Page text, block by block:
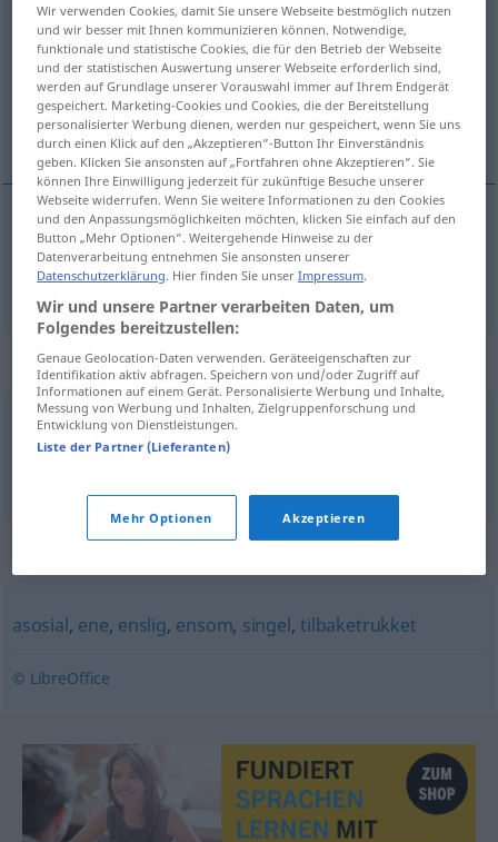
alene
Übersicht aller Übersetzungen
(Für mehr Details die Übersetzung anklicken/antippen)
allein
allein alene
Beispielsätze für "alene"
ene ogalene
Synonyme für "alene"
asosial, ene, enslig, ensom, singel,tilbaketrukket
© LibreOffice
Wir verwenden Cookies, damit Sie unsere Webseite bestmöglich nutzen
und wir besser mit Ihnen kommunizieren können. Notwendige,
funktionale und statistische Cookies, die für den Betrieb der Webseite
und der statistischen Auswertung unserer Webseite erforderlich sind,
werden auf Grundlage unserer Vorauswahl immer auf Ihrem Endgerät
gespeichert. Marketing-Cookies und Cookies, die der Bereitstellung
personalisierter Werbung dienen, werden nur gespeichert, wenn Sie uns
durch einen Klick auf den „Akzeptieren“-Button Ihr Einverständnis
geben. Klicken Sie ansonsten auf „Fortfahren ohne Akzeptieren“. Sie
können Ihre Einwilligung jederzeit für zukünftige Besuche unserer
Webseite widerrufen. Wenn Sie weitere Informationen zu den Cookies
und den Anpassungsmöglichkeiten möchten, klicken Sie einfach auf den
Button „Mehr Optionen“. Weitergehende Hinweise zu der
Datenverarbeitung entnehmen Sie ansonsten unserer
Datenschutzerklärung. Hier finden Sie unserImpressum.
Wir und unsere Partner verarbeiten Daten, um
Folgendes bereitzustellen:
Genaue Geolocation-Daten verwenden. Geräteeigenschaften zur
Identifikation aktiv abfragen. Speichern von und/oder Zugriff auf
Informationen auf einem Gerät. Personalisierte Werbung und Inhalte,
Messung von Werbung und Inhalten, Zielgruppenforschung und
Entwicklung von Dienstleistungen.
Liste der Partner (Lieferanten)
Mehr Optionen Akzeptieren